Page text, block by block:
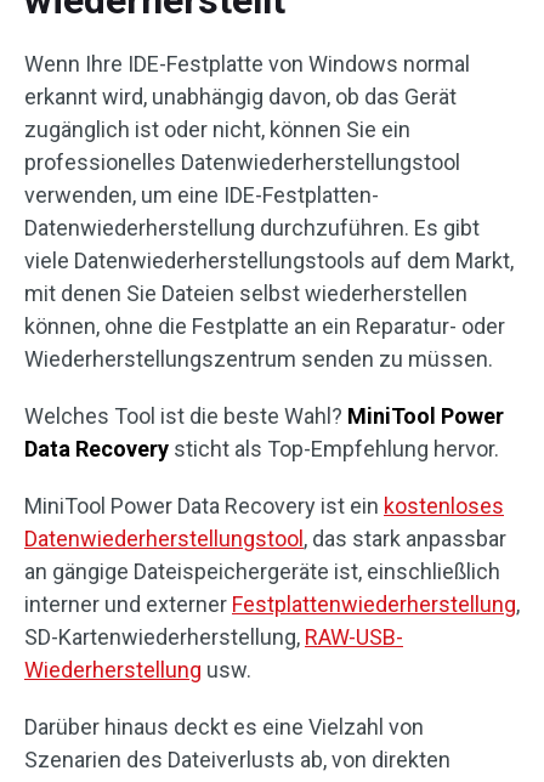
Wenn Ihre IDE-Festplatte von Windows normal
erkannt wird, unabhängig davon, ob das Gerät
zugänglich ist oder nicht, können Sie ein
professionelles Datenwiederherstellungstool
verwenden, um eine IDE-Festplatten-
Datenwiederherstellung durchzuführen. Es gibt
viele Datenwiederherstellungstools auf dem Markt,
mit denen Sie Dateien selbst wiederherstellen
können, ohne die Festplatte an ein Reparatur- oder
Wiederherstellungszentrum senden zu müssen.
Welches Tool ist die beste Wahl? MiniTool Power
Data Recovery sticht als Top-Empfehlung hervor.
MiniTool Power Data Recovery ist ein kostenloses
Datenwiederherstellungstool , das stark anpassbar
an gängige Dateispeichergeräte ist, einschließlich
interner und externer Festplattenwiederherstellung,
SD-Kartenwiederherstellung, RAW-USB-
Wiederherstellung usw.
Darüber hinaus deckt es eine Vielzahl von
Szenarien des Dateiverlusts ab, von direkten